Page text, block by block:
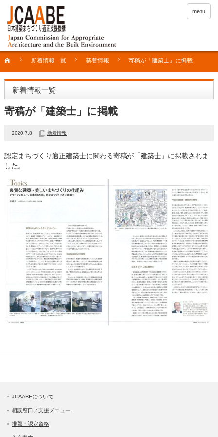
menu
新着情報一覧 新着情報 寄稿が「建築士」に掲載
新着情報一覧
寄稿が「建築士」に掲載
2020.7.8 新着情報
認定まちづくり適正建築士に関わる寄稿が「建築士」に掲載されま
した。
JCAABEについて
相談窓口／支援メニュー
推薦・認定資格